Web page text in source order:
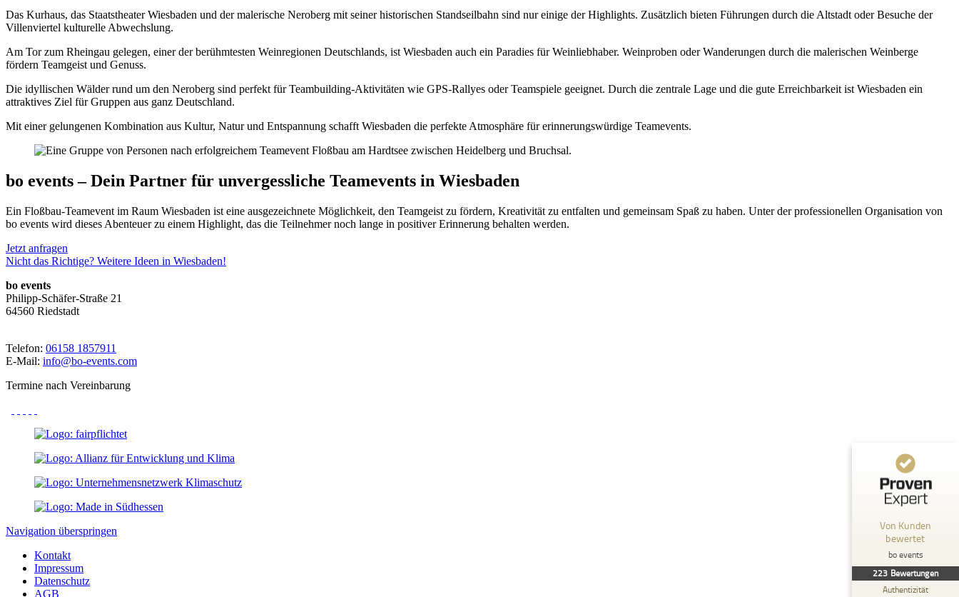
Das Kurhaus, das Staatstheater Wiesbaden und der malerische Neroberg mit seiner historischen Standseilbahn sind nur einige der Highlights. Zusätzlich bieten Führungen durch die Altstadt oder Besuche der
Villenviertel kulturelle Abwechslung.
Am Tor zum Rheingau gelegen, einer der berühmtesten Weinregionen Deutschlands, ist Wiesbaden auch ein Paradies für Weinliebhaber. Weinproben oder Wanderungen durch die malerischen Weinberge
fördern Teamgeist und Genuss.
Die idyllischen Wälder rund um den Neroberg sind perfekt für Teambuilding-Aktivitäten wie GPS-Rallyes oder Teamspiele geeignet. Durch die zentrale Lage und die gute Erreichbarkeit ist Wiesbaden ein
attraktives Ziel für Gruppen aus ganz Deutschland.
Mit einer gelungenen Kombination aus Kultur, Natur und Entspannung schafft Wiesbaden die perfekte Atmosphäre für erinnerungswürdige Teamevents.
bo events – Dein Partner für unvergessliche Teamevents in Wiesbaden
Ein Floßbau-Teamevent im Raum Wiesbaden ist eine ausgezeichnete Möglichkeit, den Teamgeist zu fördern, Kreativität zu entfalten und gemeinsam Spaß zu haben. Unter der professionellen Organisation von
bo events wird dieses Abenteuer zu einem Highlight, das die Teilnehmer noch lange in positiver Erinnerung behalten werden.
Jetzt anfragen
Nicht das Richtige? Weitere Ideen in Wiesbaden!
bo events
Philipp-Schäfer-Straße 21
64560 Riedstadt
Telefon: 06158 1857911
E-Mail: info@bo-events.com
Termine nach Vereinbarung
Navigation überspringen
Kontakt
Impressum
Datenschutz
AGB
Von Kunden
bewertet
bo events
223 Bewertungen
Authentizität
152
Bewertungen auf
ProvenExpert.com
Anonym
Floßbau- Meister hat das sehr gutr gemacht